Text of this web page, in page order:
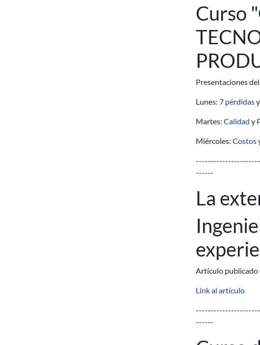
Curso
Presentaciones
Lunes: 7 pérdidasy
Martes: Calidad y
Miércoles: Costos
------
La
Artículo publicado
Link al artículo
------